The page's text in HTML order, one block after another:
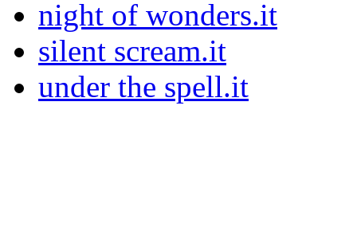
night of wonders.it
silent scream.it
under the spell.it